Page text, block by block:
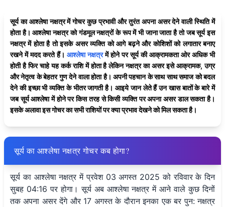
सूर्य का आश्लेषा नक्षत्र में गोचर कुछ प्रभावी और तुरंत अपना असर देने वाली स्थिति में
होता है। आश्लेषा नक्षत्र को गंडमूल नक्षत्रों के रूप में भी जाना जाता है तो जब सूर्य इस
नक्षत्र में होता है तो इसके असर व्यक्ति को आगे बढ़ने और कोशिशों को लगातार बनाए
रखने में मदद करते हैं। आश्लेषा नक्षत्र में होने पर सूर्य की आक्रामकता ओर अधिक भी
होती है फिर चाहे यह कर्क राशि में होता है लेकिन नक्षत्र का असर इसे आक्रामक, उग्र
और नेतृत्व के बेहतर गुण देने वाला होता है। अपनी पहचान के साथ साथ समाज को बदल
देने की इच्छा भी व्यक्ति के भीतर जागती है। आइये जान लेते हैं उन खास बातों के बारे में
जब सूर्य आश्लेषा में होने पर किस तरह से किसी व्यक्ति पर अपना असर डाल सकता है।
इसके अलावा इस गोचर का सभी राशियों पर क्या प्रभाव देखने को मिल सकता है।
सूर्य का आश्लेषा नक्षत्र गोचर कब होगा?
सूर्य का आश्लेषा नक्षत्र में प्रवेश 03 अगस्त 2025 को रविवार के दिन
सुबह 04:16 पर होगा। सूर्य अब आश्लेषा नक्षत्र में आने वाले कुछ दिनों
तक अपना असर देंगे और 17 अगस्त के दौरान इनका एक बर पुन: नक्षत्र